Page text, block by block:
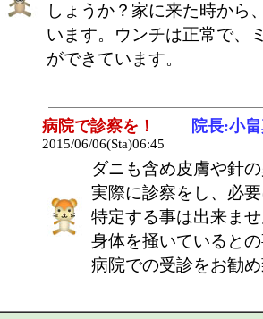
しょうか？家に来た時から
います。ウンチは正常で、
ができています。
病院で診察を！ 院長:小
2015/06/06(Sta)06:45
ダニも含め皮膚や針
実際に診察をし、必
特定する事は出来ま
身体を掻いていると
病院での受診をお勧